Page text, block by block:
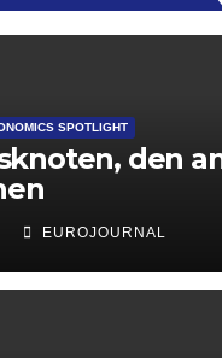
SPOTLIGHT
den
EUROJOURNAL